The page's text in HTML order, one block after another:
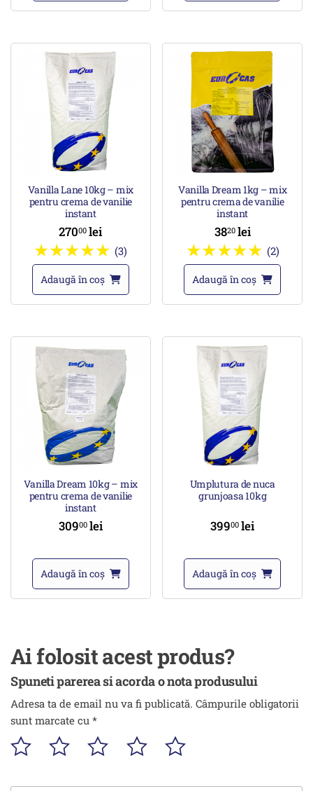
Vanilla Lane 10kg – mix
pentru crema de vanilie
instant
27000lei
(3)
Adaugă în coș
Vanilla Dream 1kg – mix
pentru crema de vanilie
instant
3820 lei
(2)
Adaugă în coș
Vanilla Dream 10kg – mix
pentru crema de vanilie
instant
30900 lei
Adaugă în coș
Umplutura de nuca
grunjoasa 10kg
39900lei
Adaugă în coș
Ai folosit acest produs?
Spuneti parerea si acorda o nota produsului
Adresa ta de email nu va fi publicată. Câmpurile obligatorii
sunt marcate cu *